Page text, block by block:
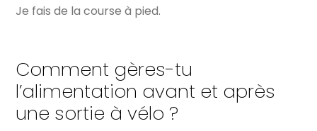
Je fais de la course à pied.
Comment gères-tu
l’alimentation avant et après
une sortie à vélo ?